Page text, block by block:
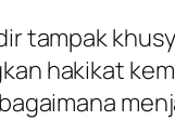
tampak
hakikat